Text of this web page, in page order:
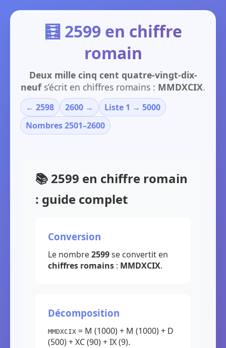
🧮 2599 en chiffre
romain
Deux mille cinq cent quatre-vingt-dix-
neufs’écrit en chiffres romains : MMDXCIX.
← 2598 2600 →
Liste 1 → 5000
Nombres 2501–2600
📚 2599 en chiffre romain
: guide complet
Conversion
Le nombre2599se convertit en
chiffres romains : MMDXCIX.
Décomposition
MMDXCIX = M (1000) + M (1000) + D
(500) + XC (90) + IX (9).